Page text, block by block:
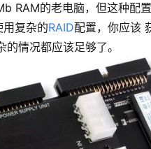
RAM的老电脑，但这种配
复杂的RAID配置，你应该
情况都应该足够了。